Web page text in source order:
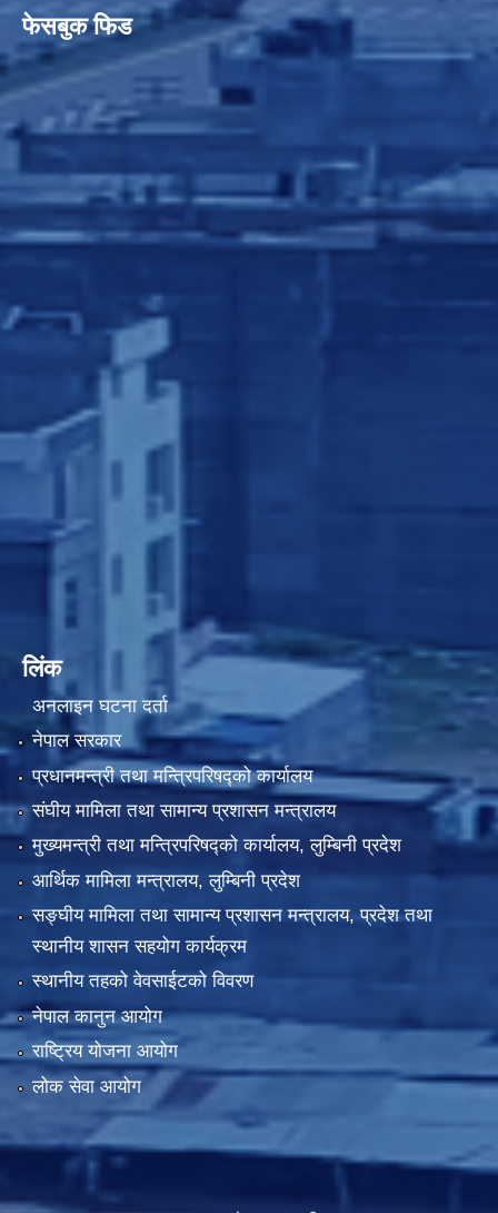
फेसबुक फिड
लिंक
अनलाइन घटना दर्ता
नेपाल सरकार
प्रधानमन्त्री तथा मन्त्रिपरिषद्को कार्यालय
संघीय मामिला तथा सामान्य प्रशासन मन्त्रालय
मुख्यमन्त्री तथा मन्त्रिपरिषद्को कार्यालय, लुम्बिनी प्रदेश
आर्थिक मामिला मन्त्रालय, लुम्बिनी प्रदेश
सङ्घीय मामिला तथा सामान्य प्रशासन मन्त्रालय, प्रदेश तथा
स्थानीय शासन सहयोग कार्यक्रम
स्थानीय तहको वेवसाईटको विवरण
नेपाल कानुन आयोग
राष्ट्रिय योजना आयोग
लोक सेवा आयोग